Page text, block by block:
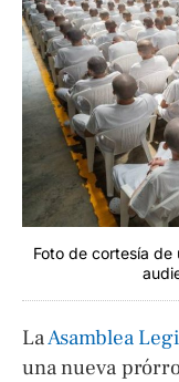
Foto de cortesía
LaAsamblea
una nueva